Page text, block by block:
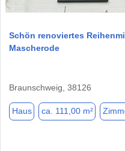
Schön renoviertes
Mascherode
Braunschweig, 38126
Haus ca. 111,00 m²